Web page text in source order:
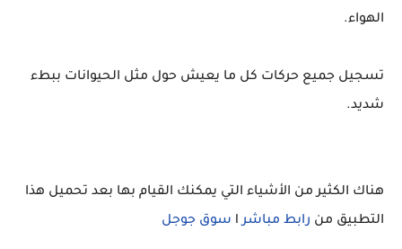
الهواء.
تسجيل جميع حركات كل ما يعيش حول مثل الحيوانات ببطء
شديد.
هناك الكثير من الأشياء التي يمكنك القيام بها بعد تحميل هذا
التطبيق من رابط مباشرl سوق جوجل